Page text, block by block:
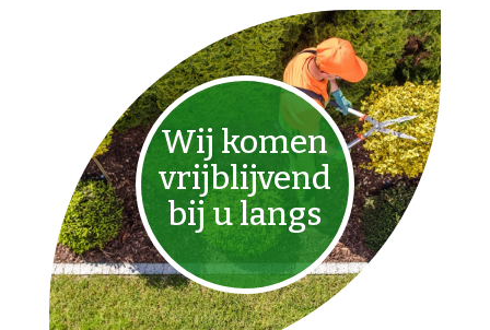
Wij komen
vrijblijvend
bij u langs